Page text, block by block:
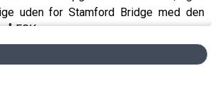
uden for Stamford Bridge med den
FCK